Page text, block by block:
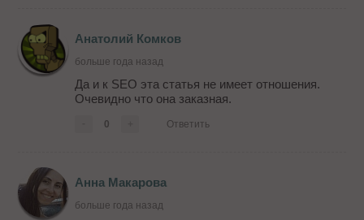
Анатолий Комков
больше года назад
Да и к SEO эта статья не имеет отношения.
Очевидно что она заказная.
0 Ответить
Анна Макарова
больше года назад